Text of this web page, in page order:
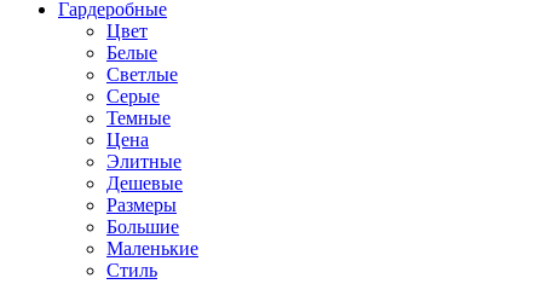
Гардеробные
Цвет
Белые
Светлые
Серые
Темные
Цена
Элитные
Дешевые
Размеры
Большие
Маленькие
Стиль